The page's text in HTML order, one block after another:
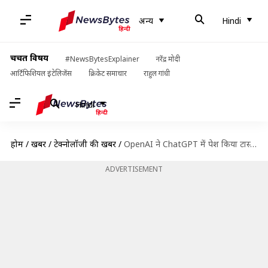
अन्य Hindi
चर्चित विषय #NewsBytesExplainer
नरेंद्र मोदी
आर्टिफिशियल इंटेलिजेंस
क्रिकेट समाचार राहुल गांधी
Hindi
होम / खबरें / टेक्नोलॉजी की खबरें / OpenAI ने ChatGPT में पेश किया टास्क फीचर, जानिए क्या होगा इसका फायदा
ADVERTISEMENT